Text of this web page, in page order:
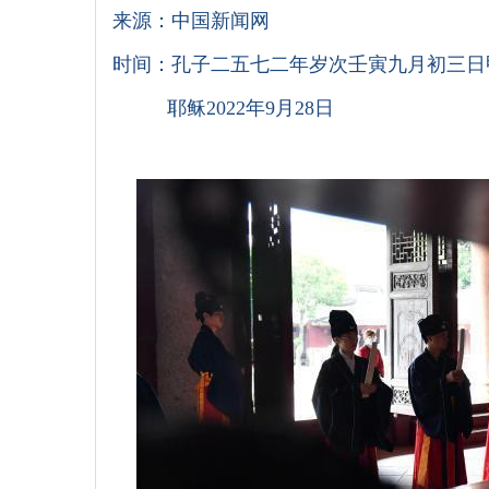
来源：中国新闻网
时间：孔子二五七二年岁次壬寅九月初三
耶稣2022年9月28日